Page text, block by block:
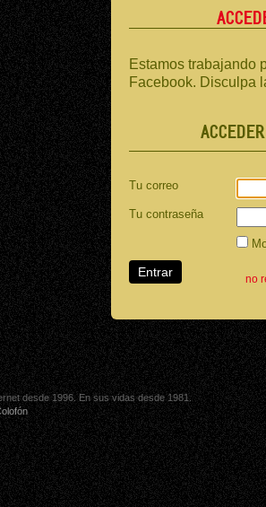
Estamos trabajando
Facebook. Disculpa
Tu correo
Tu contraseña
no
desde 1996. En sus vidas desde 1981.